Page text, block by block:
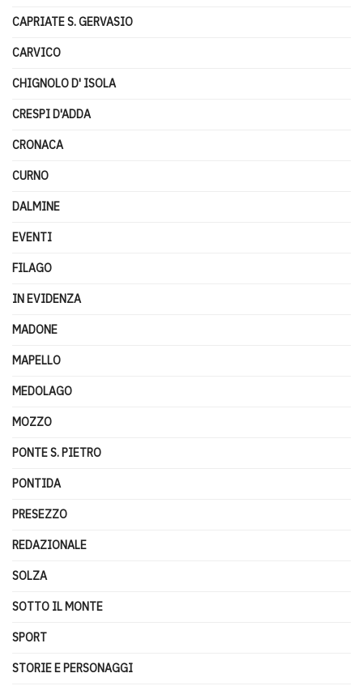
CAPRIATE S. GERVASIO
CARVICO
CHIGNOLO D' ISOLA
CRESPI D'ADDA
CRONACA
CURNO
DALMINE
EVENTI
FILAGO
IN EVIDENZA
MADONE
MAPELLO
MEDOLAGO
MOZZO
PONTE S. PIETRO
PONTIDA
PRESEZZO
REDAZIONALE
SOLZA
SOTTO IL MONTE
SPORT
STORIE E PERSONAGGI